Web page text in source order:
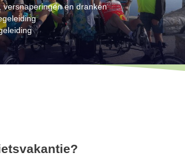
versnaperingen en dranken